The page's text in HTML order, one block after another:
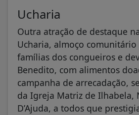
Ucharia
Outra atração de destaque
Ucharia, almoço
famílias dos congueiros e
Benedito, com alimentos
campanha de arrecadação,
da Igreja Matriz de Ilhabela,
D’Ajuda, a todos que